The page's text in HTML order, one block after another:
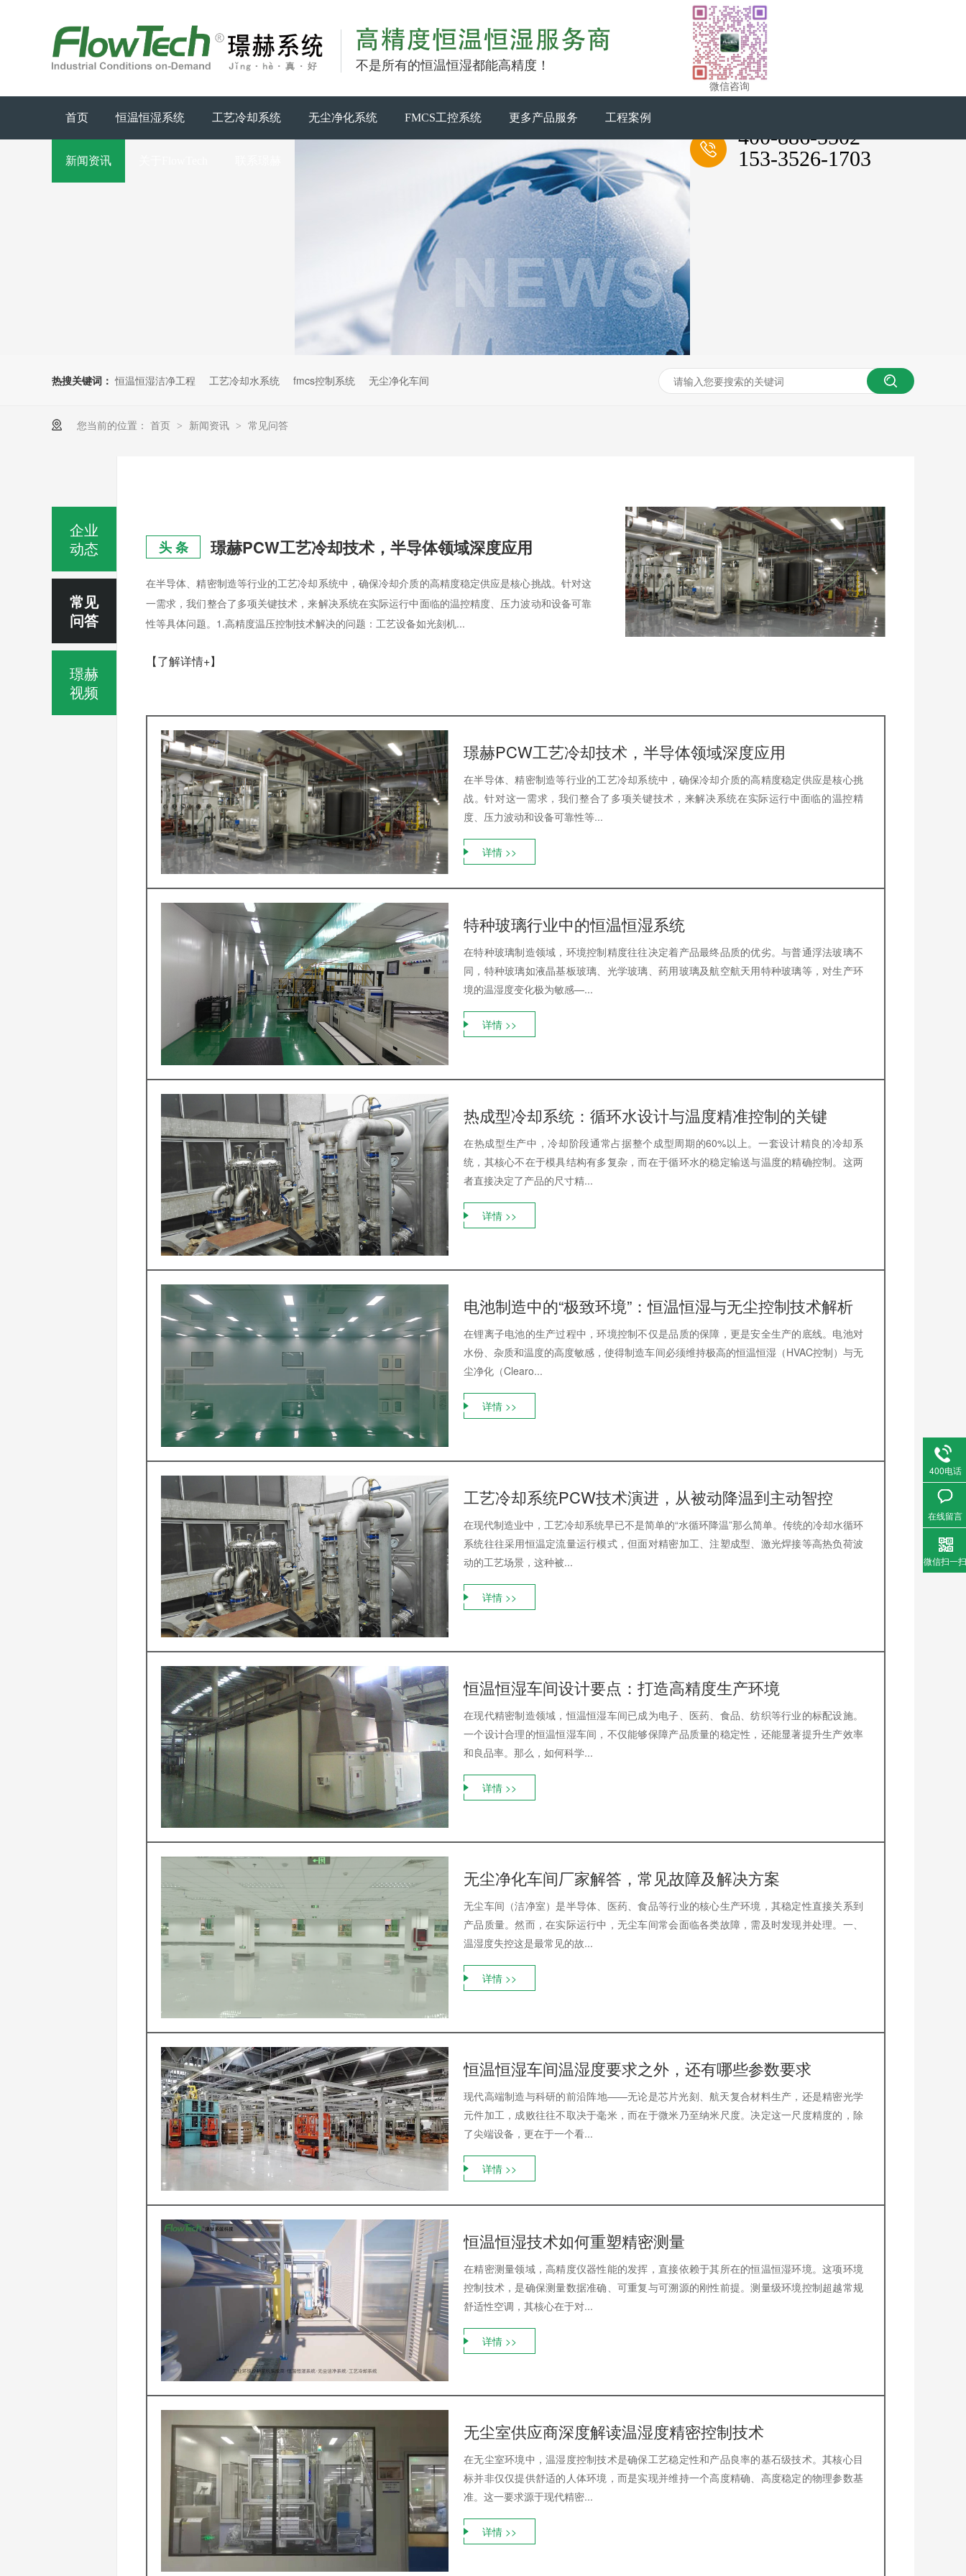
不是所有的恒温恒湿都能高精度！
微信咨询
400-886-5502
153-3526-1703
首页 恒温恒湿系统 工艺冷却系统 无尘净化系统 FMCS工控系统 更多产品服务 工程案例
新闻资讯
热搜关键词： 恒温恒湿洁净工程 工艺冷却水系统 fmcs控制系统 无尘净化车间
您当前的位置： 首页 > 新闻资讯 > 常见问答
头 条 璟赫PCW工艺冷却技术，半导体领域深度应用
在半导体、精密制造等行业的工艺冷却系统中，确保冷却介质的高精度稳定供应是核心挑战。针对这
一需求，我们整合了多项关键技术，来解决系统在实际运行中面临的温控精度、压力波动和设备可靠
性等具体问题。1.高精度温压控制技术解决的问题：工艺设备如光刻机...
【了解详情+】
璟赫PCW工艺冷却技术，半导体领域深度应用
在半导体、精密制造等行业的工艺冷却系统中，确保冷却介质的高精度稳定供应是核心挑
战。针对这一需求，我们整合了多项关键技术，来解决系统在实际运行中面临的温控精
度、压力波动和设备可靠性等...
详情 >>
特种玻璃行业中的恒温恒湿系统
在特种玻璃制造领域，环境控制精度往往决定着产品最终品质的优劣。与普通浮法玻璃不
同，特种玻璃如液晶基板玻璃、光学玻璃、药用玻璃及航空航天用特种玻璃等，对生产环
境的温湿度变化极为敏感—...
详情 >>
热成型冷却系统：循环水设计与温度精准控制的关键
在热成型生产中，冷却阶段通常占据整个成型周期的60%以上。一套设计精良的冷却系
统，其核心不在于模具结构有多复杂，而在于循环水的稳定输送与温度的精确控制。这两
者直接决定了产品的尺寸精...
详情 >>
电池制造中的“极致环境”：恒温恒湿与无尘控制技术解析
在锂离子电池的生产过程中，环境控制不仅是品质的保障，更是安全生产的底线。电池对
水份、杂质和温度的高度敏感，使得制造车间必须维持极高的恒温恒湿（HVAC控制）与无
尘净化（Clearo...
详情 >>
工艺冷却系统PCW技术演进，从被动降温到主动智控
在现代制造业中，工艺冷却系统早已不是简单的“水循环降温”那么简单。传统的冷却水循环
系统往往采用恒温定流量运行模式，但面对精密加工、注塑成型、激光焊接等高热负荷波
动的工艺场景，这种被...
详情 >>
恒温恒湿车间设计要点：打造高精度生产环境
在现代精密制造领域，恒温恒湿车间已成为电子、医药、食品、纺织等行业的标配设施。
一个设计合理的恒温恒湿车间，不仅能够保障产品质量的稳定性，还能显著提升生产效率
和良品率。那么，如何科学...
详情 >>
无尘净化车间厂家解答，常见故障及解决方案
无尘车间（洁净室）是半导体、医药、食品等行业的核心生产环境，其稳定性直接关系到
产品质量。然而，在实际运行中，无尘车间常会面临各类故障，需及时发现并处理。一、
温湿度失控这是最常见的故...
详情 >>
恒温恒湿车间温湿度要求之外，还有哪些参数要求
现代高端制造与科研的前沿阵地——无论是芯片光刻、航天复合材料生产，还是精密光学
元件加工，成败往往不取决于毫米，而在于微米乃至纳米尺度。决定这一尺度精度的，除
了尖端设备，更在于一个看...
详情 >>
恒温恒湿技术如何重塑精密测量
在精密测量领域，高精度仪器性能的发挥，直接依赖于其所在的恒温恒湿环境。这项环境
控制技术，是确保测量数据准确、可重复与可溯源的刚性前提。测量级环境控制超越常规
舒适性空调，其核心在于对...
详情 >>
无尘室供应商深度解读温湿度精密控制技术
在无尘室环境中，温湿度控制技术是确保工艺稳定性和产品良率的基石级技术。其核心目
标并非仅仅提供舒适的人体环境，而是实现并维持一个高度精确、高度稳定的物理参数基
准。这一要求源于现代精密...
详情 >>
企业
动态
常见
问答
璟赫
视频
400电话
在线留言
微信扫一扫